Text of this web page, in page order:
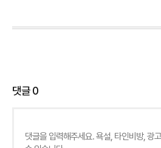
댓글0